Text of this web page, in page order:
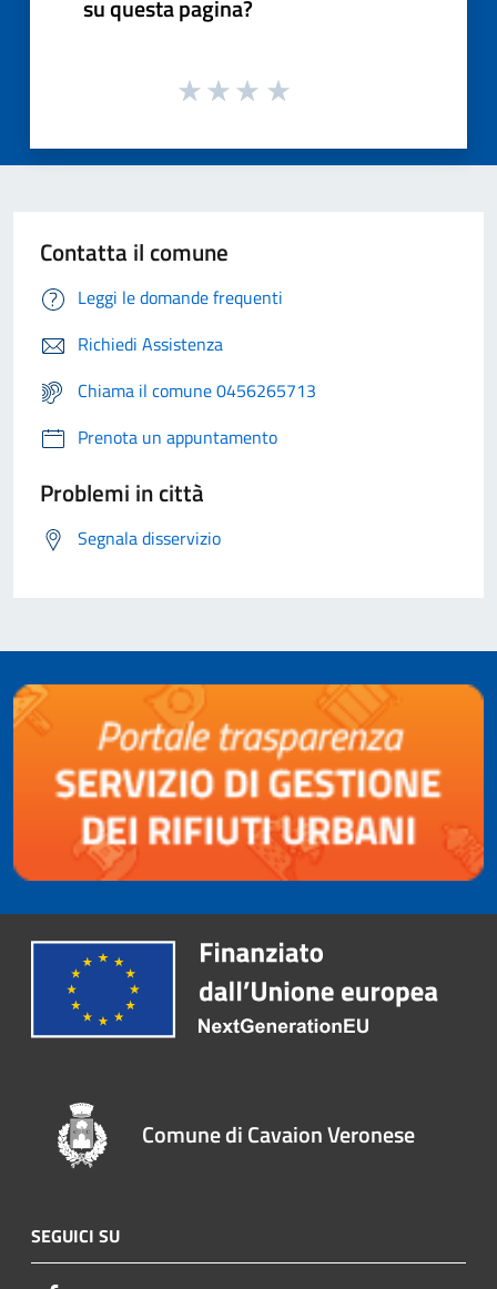
su questa pagina?
Contatta il comune
Leggi le domande frequenti
Richiedi Assistenza
Chiama il comune 0456265713
Prenota un appuntamento
Problemi in città
Segnala disservizio
Comune di Cavaion Veronese
SEGUICI SU